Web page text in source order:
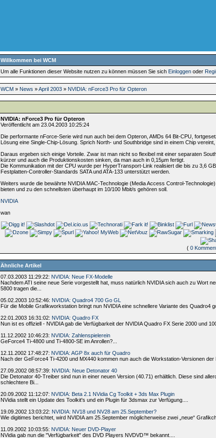
Willkommen bei WCM
Um alle Funktionen dieser Website nutzen zu können müssen Sie sich Einloggen oder
WCM » News »April 2003 » NVIDIA: nForce3 Pro für Opteron
NVIDIA: nForce3 Pro für Opteron
Veröffentlicht am 23.04.2003 10:25:24
Die performante nForce-Serie wird nun auch bei dem Opteron, AMDs 64 Bit-CPU,
Lösung eine Single-Chip-Lösung. Sprich North- und Southbridge sind in einem Chip
Daraus ergeben sich einige Vorteile. Zwar ist man nicht so flexibel mit einer separaten
kürzer und auch die Produktionskosten sinken, da man auch in 0,15µm fertigt.
Die Kommunikation mit der CPU wurde per HyperTransport-Link realisiert die bis zu 3,6
Festplatten-Controller-Standards SATA und ATA-133 unterstützt werden.
Weiters wurde die bewährte NVIDIA MAC-Technologie (Media Access Control-
bieten und zu den schnellsten überhaupt im 10/100 Mbit/s gehören soll.
NVIDIA
wan
( 0
Ähnliche Artikel
07.03.2003 11:29:22: NVIDIA: Neue FX-Modelle
Nachdem ATI seine neue Serie vorgestellt hat, muss natürlich NVIDIA sich auch zu Wort
5800 tragen die...
05.02.2003 10:52:46: NVIDIA: Quadro4 700 Go GL
Für die Mobile Grafikworkstation bringt nun NVIDIA eine schnellere Variante des Quadro4
22.01.2003 16:31:02: NVIDIA: Quadro FX
Nun ist es offiziell - NVIDIA gab die Verfügbarkeit der NVIDIA Quadro FX Serie 2000 und
11.12.2002 10:46:23: NVIDIA: Zahlenspielerein
GeForce4 Ti-4800 und Ti-4800-SE im Anrollen?...
12.11.2002 17:48:27: NVIDIA: AGP 8x auch für Quadro
Nach der GeForce4 Ti-4200 und MX440 kommen nun auch die Workstation-Versionen
27.09.2002 08:57:39: NVIDIA: Neue Detonator 40
Die Detonator 40-Treiber sind nun in einer neuen Version (40.71) erhältlich. Diese sind
schlechtere Bi...
20.09.2002 11:12:07: NVIDIA: Beta 2.1 NVidia Cg Toolkit + 3ds Max Plugin
NVidia stellt ein Update des Toolkit's und ein Plugin für 3dsmax zur Verfügung....
19.09.2002 13:03:22: NVIDIA: NV18 und NV28 am 25.September?
Wie digitimes berichtet, wird NVIDIA am 25.September möglicherweise zwei „neue“
11.09.2002 10:03:55: NVIDIA: Neuer DVD-Player
NVidia gab nun die "Verfügbarkeit" des DVD Players NVDVD™ bekannt....